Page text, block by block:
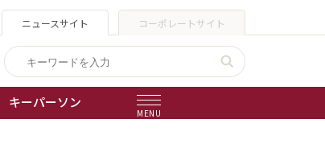
ニュースサイト コーポレートサイト
キーパーソン
MENU